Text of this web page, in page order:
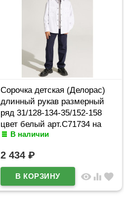
Сорочка детская (Делорас)
длинный рукав размерный
ряд 31/128-134-35/152-158
цвет белый арт.C71734 на
кнопках
В наличии
2 434₽
visibility equalizer favorite